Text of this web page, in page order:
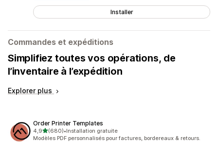
Installer
Commandes et expéditions
Simplifiez toutes vos opérations, de
l’inventaire à l’expédition
Explorer plus
Order Printer Templates
4,9étoile(s) sur 5
(680)
680 avis au total
•Installation gratuite
Modèles PDF personnalisés pour factures, bordereaux & retours.